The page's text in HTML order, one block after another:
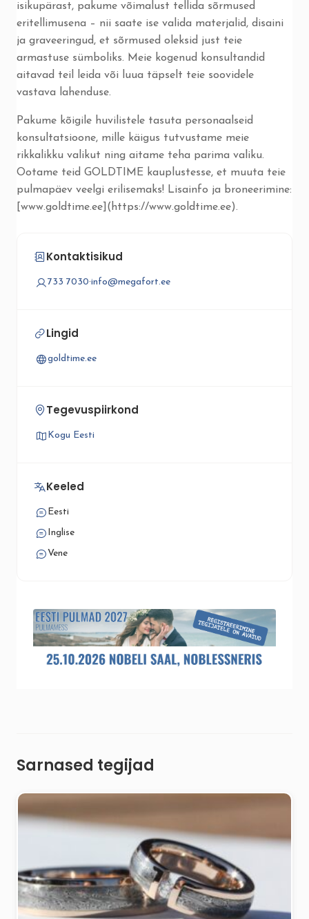
isikupärast, pakume võimalust tellida sõrmused
eritellimusena – nii saate ise valida materjalid, disaini
ja graveeringud, et sõrmused oleksid just teie
armastuse sümboliks. Meie kogenud konsultandid
aitavad teil leida või luua täpselt teie soovidele
vastava lahenduse.
Pakume kõigile huvilistele tasuta personaalseid
konsultatsioone, mille käigus tutvustame meie
rikkalikku valikut ning aitame teha parima valiku.
Ootame teid GOLDTIME kauplustesse, et muuta teie
pulmapäev veelgi erilisemaks! Lisainfo ja broneerimine:
[www.goldtime.ee](https://www.goldtime.ee).
Kontaktisikud
733 7030·info@megafort.ee
Lingid
goldtime.ee
Tegevuspiirkond
Kogu Eesti
Keeled
Eesti
Inglise
Vene
Sarnased tegijad